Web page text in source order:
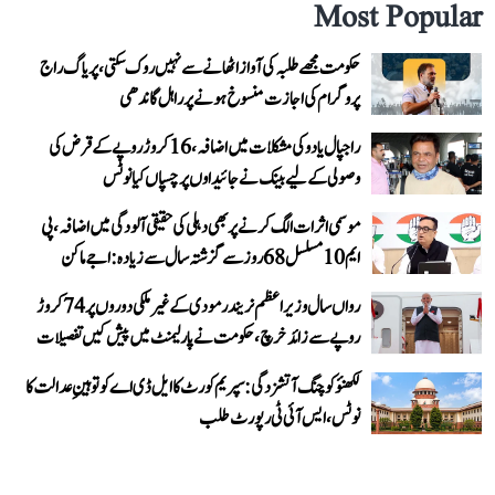
Most Popular
حکومت مجھے طلبہ کی آواز اٹھانے سے نہیں روک سکتی، پریاگ راج
پروگرام کی اجازت منسوخ ہونے پر راہل گاندھی
راجپال یادو کی مشکلات میں اضافہ، 16 کروڑ روپے کے قرض کی
وصولی کے لیے بینک نے جائیداوں پر چسپاں کیا نوٹس
موسمی اثرات الگ کرنے پر بھی دہلی کی حقیقی آلودگی میں اضافہ، پی
ایم 10 مسلسل 68 روز سے گزشتہ سال سے زیادہ: اجے ماکن
رواں سال وزیر اعظم نریندر مودی کے غیر ملکی دوروں پر 74 کروڑ
روپے سے زائد خرچ، حکومت نے پارلیمنٹ میں پیش کیں تفصیلات
لکھنؤ کوچنگ آتشزدگی: سپریم کورٹ کا ایل ڈی اے کو توہینِ عدالت کا
نوٹس، ایس آئی ٹی رپورٹ طلب